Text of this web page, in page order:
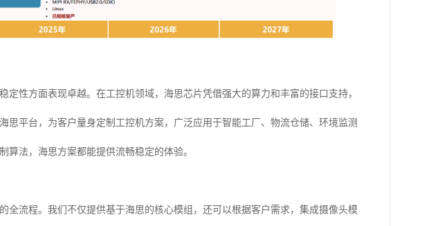
性方面表现卓越。在工控机领域，海思芯片凭借强大的算力和丰富的接口支持，
思平台，为客户量身定制工控机方案，广泛应用于智能工厂、物流仓储、环境监测
算法，海思方案都能提供流畅稳定的体验。
全流程。我们不仅提供基于海思的核心模组，还可以根据客户需求，集成摄像头模